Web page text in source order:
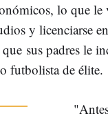
lo que
y licenciarse en
sus padres le
futbolista de élite.